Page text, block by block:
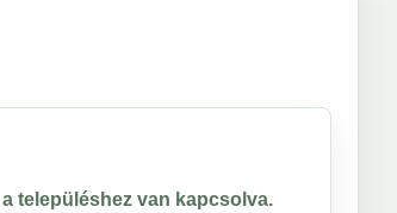
településhez van kapcsolva.